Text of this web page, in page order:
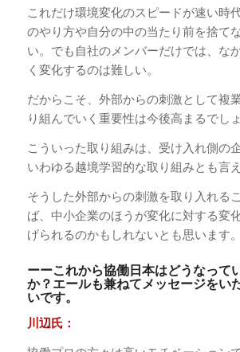
これだけ環境変化のスピードが速い時
のやり方や自分の中の当たり前を捨て
い。でも自社のメンバーだけでは、な
く変化するのは難しい。
だからこそ、外部からの刺激として複
り組んでいく重要性は今後高まるでしょ
こういった取り組みは、受け入れ側の
いわゆる越境学習的な取り組みとも言
そうした外部からの刺激を取り入れる
ば、中小企業のほうが変化に対する変
げられるのかもしれないとも思います。
ーーこれから協働日本はどうなって
か？エールも兼ねてメッセージをい
いです。
川辺氏：